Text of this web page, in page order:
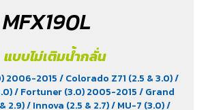
MFX190L
แบบไม่เติมน้ำกลั่น
2006-2015/ Colorado Z71 (2.5 & 3.0)/
/ Fortuner (3.0) 2005-2015/ Grand
2.9)/ Innova (2.5 & 2.7)/ MU-7 (3.0)/